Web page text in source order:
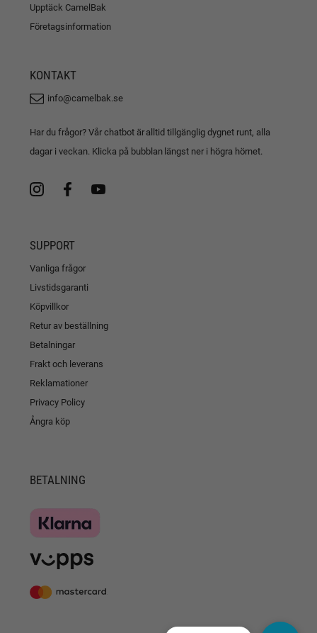
Upptäck CamelBak
Företagsinformation
KONTAKT
info@camelbak.se
Har du frågor? Vår chatbot är alltid tillgänglig dygnet runt, alla
dagar i veckan. Klicka på bubblan längst ner i högra hörnet.
SUPPORT
Vanliga frågor
Livstidsgaranti
Köpvillkor
Retur av beställning
Betalningar
Frakt och leverans
Reklamationer
Privacy Policy
Ångra köp
BETALNING